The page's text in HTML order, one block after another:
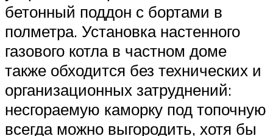
бетонный поддон с бортами в
полметра. Установка настенного
газового котла в частном доме
также обходится без технических и
организационных затруднений:
несгораемую каморку под топочную
всегда можно выгородить, хотя бы